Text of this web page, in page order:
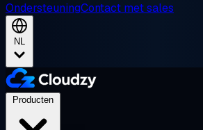
OndersteuningContact met sales
NL